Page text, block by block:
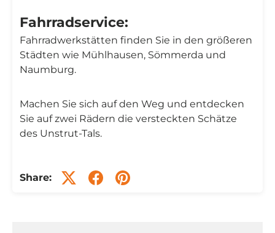
Fahrradservice:
Fahrradwerkstätten finden Sie in den größeren
Städten wie Mühlhausen, Sömmerda und
Naumburg.
Machen Sie sich auf den Weg und entdecken
Sie auf zwei Rädern die versteckten Schätze
des Unstrut-Tals.
Share: